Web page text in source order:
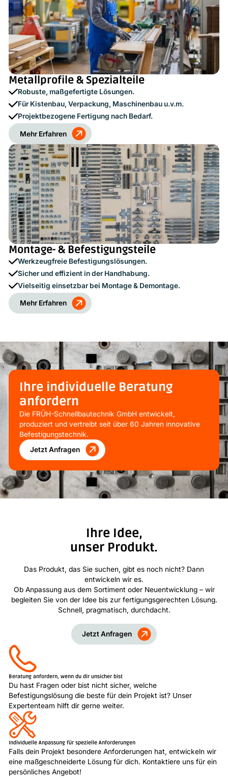
Metallprofile & Spezialteile
Robuste, maßgefertigte Lösungen.
Für Kistenbau, Verpackung, Maschinenbau u.v.m.
Projektbezogene Fertigung nach Bedarf.
Mehr Erfahren
Montage- & Befestigungsteile
Werkzeugfreie Befestigungslösungen.
Sicher und effizient in der Handhabung.
Vielseitig einsetzbar bei Montage & Demontage.
Mehr Erfahren
Ihre individuelle Beratung
anfordern
Die FRÜH-Schnellbautechnik GmbH entwickelt,
produziert und vertreibt seit über 60 Jahren innovative
Befestigungstechnik.
Jetzt Anfragen
Ihre Idee,
unser Produkt.
Das Produkt, das Sie suchen, gibt es noch nicht? Dann
entwickeln wir es.
Ob Anpassung aus dem Sortiment oder Neuentwicklung – wir
begleiten Sie von der Idee bis zur fertigungsgerechten Lösung.
Schnell, pragmatisch, durchdacht.
Jetzt Anfragen
Beratung anfordern, wenn du dir unsicher bist
Du hast Fragen oder bist nicht sicher, welche
Befestigungslösung die beste für dein Projekt ist? Unser
Expertenteam hilft dir gerne weiter.
Individuelle Anpassung für spezielle Anforderungen
Falls dein Projekt besondere Anforderungen hat, entwickeln wir
eine maßgeschneiderte Lösung für dich. Kontaktiere uns für ein
persönliches Angebot!